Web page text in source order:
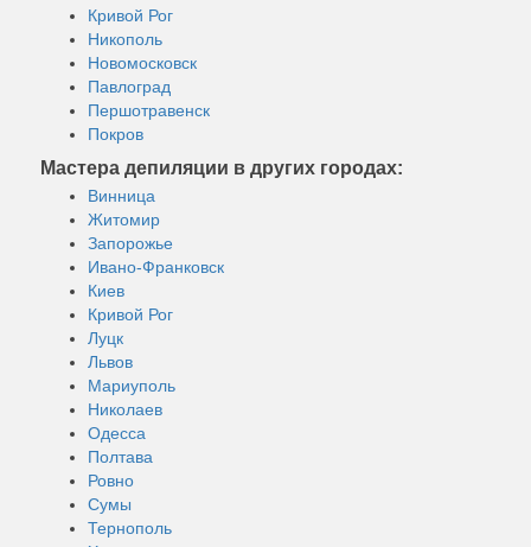
Кривой Рог
Никополь
Новомосковск
Павлоград
Першотравенск
Покров
Мастера депиляции в других городах:
Винница
Житомир
Запорожье
Ивано-Франковск
Киев
Кривой Рог
Луцк
Львов
Мариуполь
Николаев
Одесса
Полтава
Ровно
Сумы
Тернополь